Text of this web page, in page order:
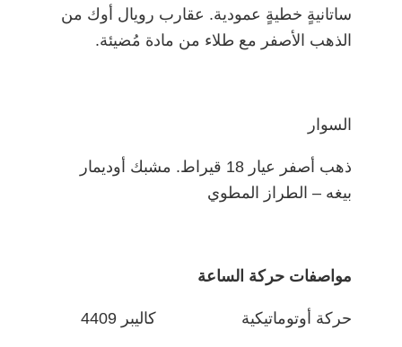
ساتانيةٍ خطيةٍ عمودية. عقارب رويال أوك من
الذهب الأصفر مع طلاء من مادة مُضيئة.
السوار
ذهب أصفر عيار 18 قيراط. مشبك أوديمار
بيغه – الطراز المطوي
مواصفات حركة الساعة
حركة أوتوماتيكية كاليبر 4409